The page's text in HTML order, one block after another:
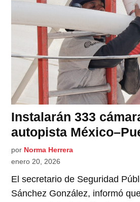
Instalarán 333
autopista
por Norma Herrera
enero 20, 2026
El secretario de Seguridad
Sánchez González, informó